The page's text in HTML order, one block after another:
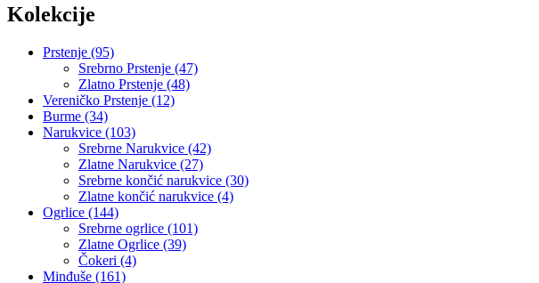
Kolekcije
Prstenje (95)
Srebrno Prstenje (47)
Zlatno Prstenje (48)
Vereničko Prstenje (12)
Burme (34)
Narukvice (103)
Srebrne Narukvice (42)
Zlatne Narukvice (27)
Srebrne končić narukvice (30)
Zlatne končić narukvice (4)
Ogrlice (144)
Srebrne ogrlice (101)
Zlatne Ogrlice (39)
Čokeri (4)
Minđuše (161)